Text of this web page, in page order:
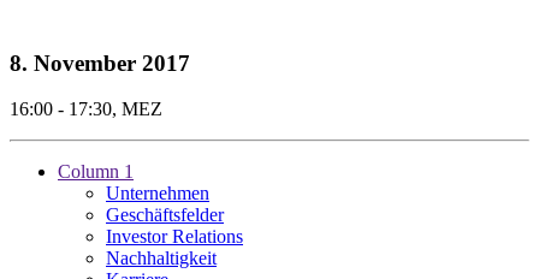
8. November 2017
16:00 - 17:30, MEZ
Column 1
Unternehmen
Geschäftsfelder
Investor Relations
Nachhaltigkeit